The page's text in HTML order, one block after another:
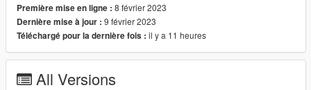
- Handling issue (fixed in v1.1)
Let me know if you find any more
Installation instructions:
2. add this line 'dlcpacks:/gspeedster/' in dlclist.xml
Première mise en ligne : 8 février 2023
Dernière mise à jour : 9 février 2023
Téléchargé pour la dernière fois : il y a 11 heures
All Versions